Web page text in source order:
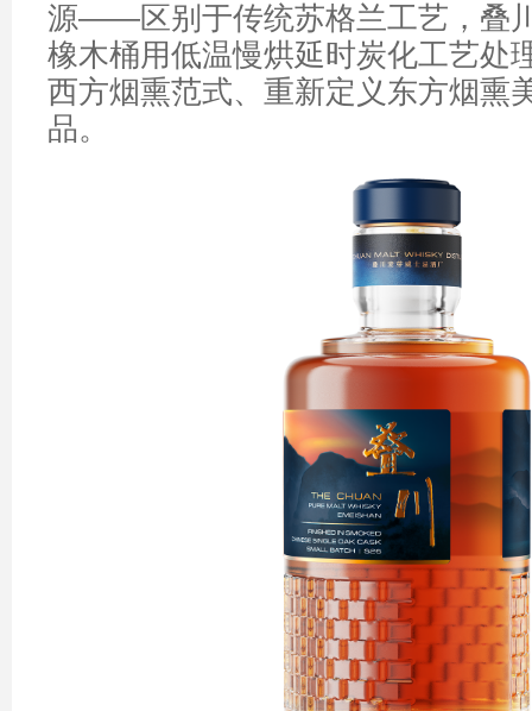
源——区别于传统苏格兰工艺，叠
橡木桶用低温慢烘延时炭化工艺处
西方烟熏范式、重新定义东方烟熏
品。